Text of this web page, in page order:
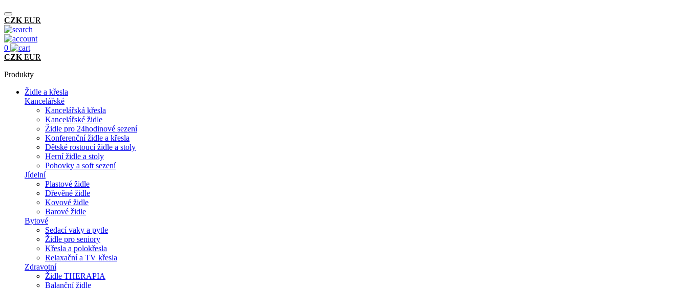
CZK EUR
0
CZK EUR
Produkty
Židle a křesla
Kancelářské
Kancelářská křesla
Kancelářské židle
Židle pro 24hodinové sezení
Konferenční židle a křesla
Dětské rostoucí židle a stoly
Herní židle a stoly
Pohovky a soft sezení
Jídelní
Plastové židle
Dřevěné židle
Kovové židle
Barové židle
Bytové
Sedací vaky a pytle
Židle pro seniory
Křesla a polokřesla
Relaxační a TV křesla
Zdravotní
Židle THERAPIA
Balanční židle